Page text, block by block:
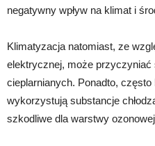
negatywny wpływ na klimat i
Klimatyzacja natomiast, ze
elektrycznej, może
cieplarnianych. Ponadto,
wykorzystują substancje
szkodliwe dla warstwy